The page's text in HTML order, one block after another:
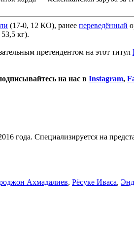
(17-0, 12 КО), ранее переведённый
кг).
претендентом на этот титул
на нас в Instagram,
года. Специализируется на
Ахмадалиев, Рёсуке Иваса,